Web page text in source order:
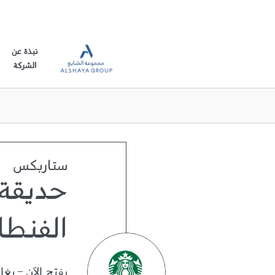
نبذة عن
الشركة
ستاربكس